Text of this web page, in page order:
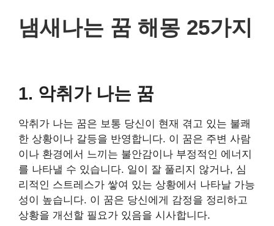
냄새나는 꿈 해몽 25가지
1. 악취가 나는 꿈
악취가 나는 꿈은 보통 당신이 현재 겪고 있는 불쾌
한 상황이나 갈등을 반영합니다. 이 꿈은 주변 사람
이나 환경에서 느끼는 불안감이나 부정적인 에너지
를 나타낼 수 있습니다. 일이 잘 풀리지 않거나, 심
리적인 스트레스가 쌓여 있는 상황에서 나타날 가능
성이 높습니다. 이 꿈은 당신에게 감정을 정리하고
상황을 개선할 필요가 있음을 시사합니다.